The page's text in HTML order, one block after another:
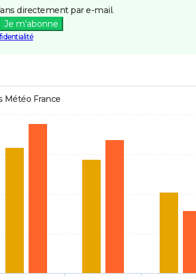
directement par e-mail.
Je m'abonne
Météo France